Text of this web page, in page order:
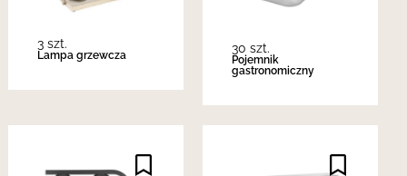
3 szt.
Lampa grzewcza 30 szt.
Pojemnik
gastronomiczny